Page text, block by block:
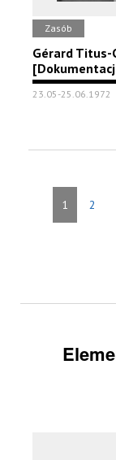
Zasób
Gérard Titus-
23.05-25.06.1972
1 2